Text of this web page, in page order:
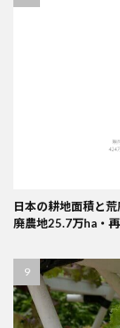
日本の耕地面積と
廃農地25.7万ha・